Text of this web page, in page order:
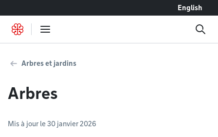
English
Arbres et jardins
Arbres
Mis à jour le 30 janvier 2026